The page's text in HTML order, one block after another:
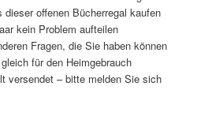
offenen Bücherregal kaufen
kein Problem aufteilen
Fragen, die Sie haben können
für den Heimgebrauch
versendet – bitte melden Sie sich